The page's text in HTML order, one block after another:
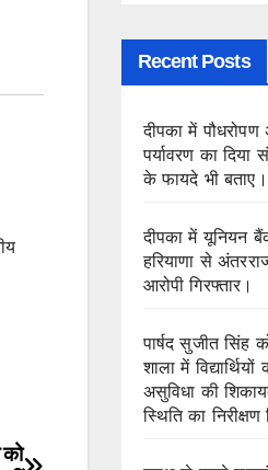
Recent Posts
दीपका में
पर्यावरण का दिया
के फायदे भी बताए।
दीपका में यूनियन
हरियाणा से
आरोपी गिरफ्तार।
पार्षद सुजीत सिंह
शाला में
असुविधा की
स्थिति का निरीक्षण